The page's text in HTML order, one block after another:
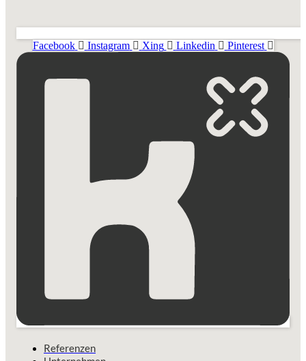
Facebook Instagram Xing Linkedin Pinterest
Referenzen